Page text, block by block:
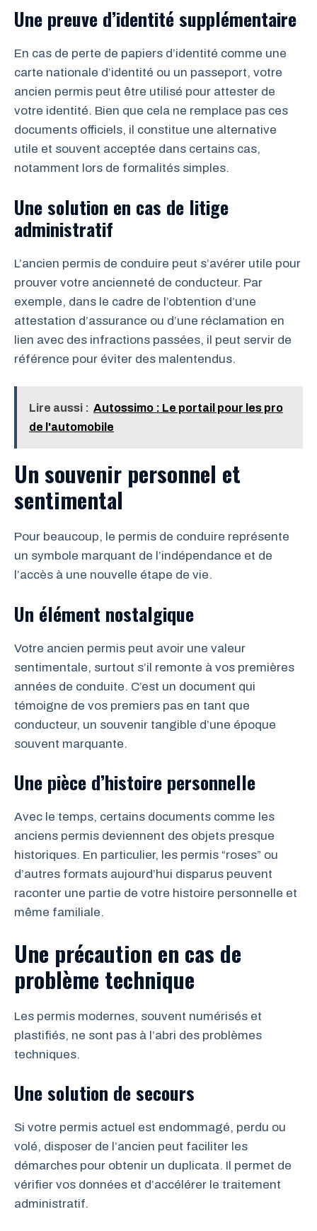
Une preuve d’identité supplémentaire
En cas de perte de papiers d’identité comme une
carte nationale d’identité ou un passeport, votre
ancien permis peut être utilisé pour attester de
votre identité. Bien que cela ne remplace pas ces
documents officiels, il constitue une alternative
utile et souvent acceptée dans certains cas,
notamment lors de formalités simples.
Une solution en cas de litige
administratif
L’ancien permis de conduire peut s’avérer utile pour
prouver votre ancienneté de conducteur. Par
exemple, dans le cadre de l’obtention d’une
attestation d’assurance ou d’une réclamation en
lien avec des infractions passées, il peut servir de
référence pour éviter des malentendus.
Lire aussi : Autossimo : Le portail pour les pro
de l'automobile
Un souvenir personnel et
sentimental
Pour beaucoup, le permis de conduire représente
un symbole marquant de l’indépendance et de
l’accès à une nouvelle étape de vie.
Un élément nostalgique
Votre ancien permis peut avoir une valeur
sentimentale, surtout s’il remonte à vos premières
années de conduite. C’est un document qui
témoigne de vos premiers pas en tant que
conducteur, un souvenir tangible d’une époque
souvent marquante.
Une pièce d’histoire personnelle
Avec le temps, certains documents comme les
anciens permis deviennent des objets presque
historiques. En particulier, les permis “roses” ou
d’autres formats aujourd’hui disparus peuvent
raconter une partie de votre histoire personnelle et
même familiale.
Une précaution en cas de
problème technique
Les permis modernes, souvent numérisés et
plastifiés, ne sont pas à l’abri des problèmes
techniques.
Une solution de secours
Si votre permis actuel est endommagé, perdu ou
volé, disposer de l’ancien peut faciliter les
démarches pour obtenir un duplicata. Il permet de
vérifier vos données et d’accélérer le traitement
administratif.